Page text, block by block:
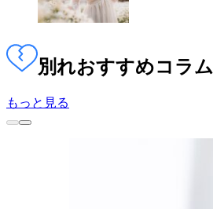
別れおすすめコラム
もっと見る